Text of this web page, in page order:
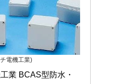
電機工業)
業 BCAS型防水・